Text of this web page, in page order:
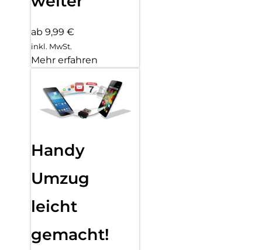
ab 9,99 €
inkl. MwSt.
Mehr erfahren
Handy
Umzug
leicht
gemacht!